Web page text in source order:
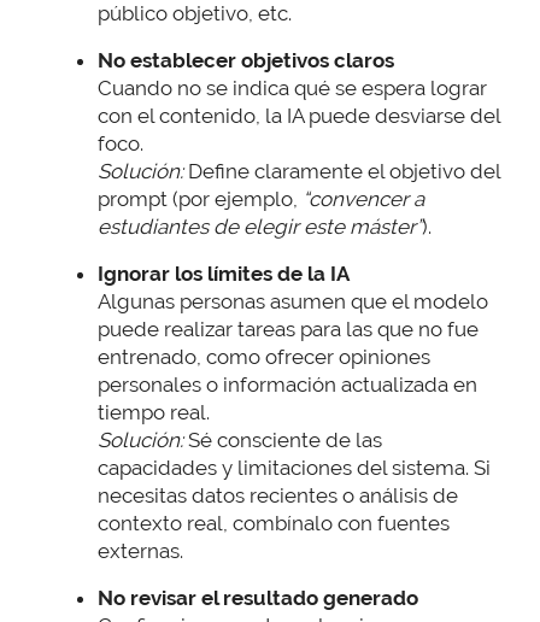
público objetivo, etc.
No establecer objetivos claros
Cuando no se indica qué se espera lograr
con el contenido, la IA puede desviarse del
foco.
Solución:Define claramente el objetivo del
prompt (por ejemplo, “convencer a
estudiantes de elegir este máster”).
Ignorar los límites de la IA
Algunas personas asumen que el modelo
puede realizar tareas para las que no fue
entrenado, como ofrecer opiniones
personales o información actualizada en
tiempo real.
Solución:Sé consciente de las
capacidades y limitaciones del sistema. Si
necesitas datos recientes o análisis de
contexto real, combínalo con fuentes
externas.
No revisar el resultado generado